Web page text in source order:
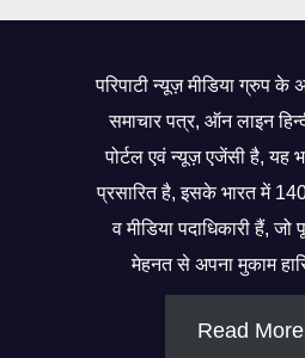
परिपाटी न्यूज़ मीडिया ग्रुप के
समाचार पत्र, ऑन लाइन
पोर्टल एवं न्यूज़ एजेंसी है, यह
प्रसारित है, इसके भारत में
व मीडिया पदाधिकारी हैं,
मेहनत से अपना मुकाम
Read More